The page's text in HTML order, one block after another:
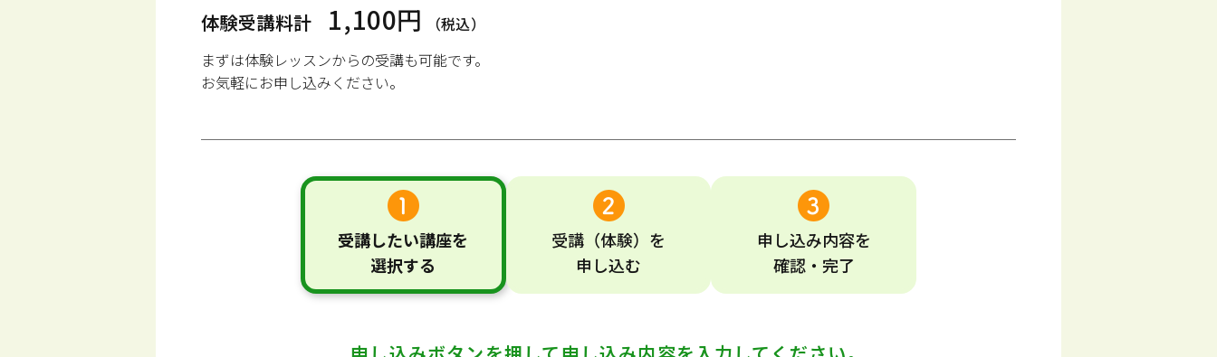
体験受講料計 1,100円
（税込）
まずは体験レッスンからの受講も可能です。
お気軽にお申し込みください。
受講したい講座を
選択する
受講 （体験） を
申し込む
申し込み内容を
確認・完了